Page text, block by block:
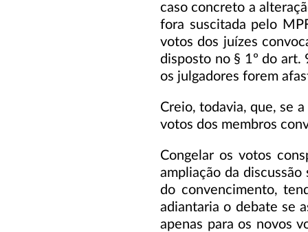
caso concreto a
fora suscitada pelo
votos dos juízes
disposto no § 1º do art.
os julgadores forem
Creio, todavia, que, se
votos dos membros
Congelar os votos
ampliação da
do convencimento,
adiantaria o debate se
apenas para os novos